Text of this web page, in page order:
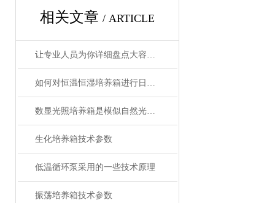
相关文章 / ARTICLE
让专业人员为你详细盘点大容量全温振荡器的技术特点
如何对恒温恒湿培养箱进行日常维护和保养？
数显光照培养箱是模似自然光的恒温设备
生化培养箱技术参数
低温循环泵采用的一些技术原理
振荡培养箱技术参数